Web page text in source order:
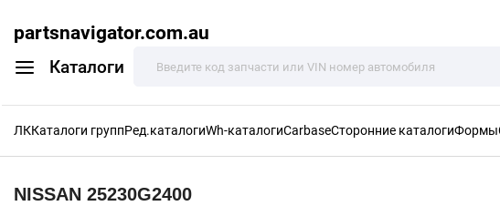
partsnavigator.com.au
Каталоги
ЛККаталоги группРед.каталогиWh-каталогиCarbaseСторонние каталогиФормы
NISSAN 25230G2400